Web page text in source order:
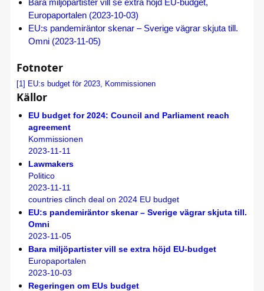
Bara miljöpartister vill se extra höjd EU-budget,
Europaportalen (2023-10-03)
EU:s pandemiräntor skenar – Sverige vägrar skjuta till.
Omni (2023-11-05)
Fotnoter
[1] EU:s budget för 2023, Kommissionen
Källor
EU budget for 2024: Council and Parliament reach
agreement
Kommissionen
2023-11-11
Lawmakers
Politico
2023-11-11
countries clinch deal on 2024 EU budget
EU:s pandemiräntor skenar – Sverige vägrar skjuta till.
Omni
2023-11-05
Bara miljöpartister vill se extra höjd EU-budget
Europaportalen
2023-10-03
Regeringen om EUs budget